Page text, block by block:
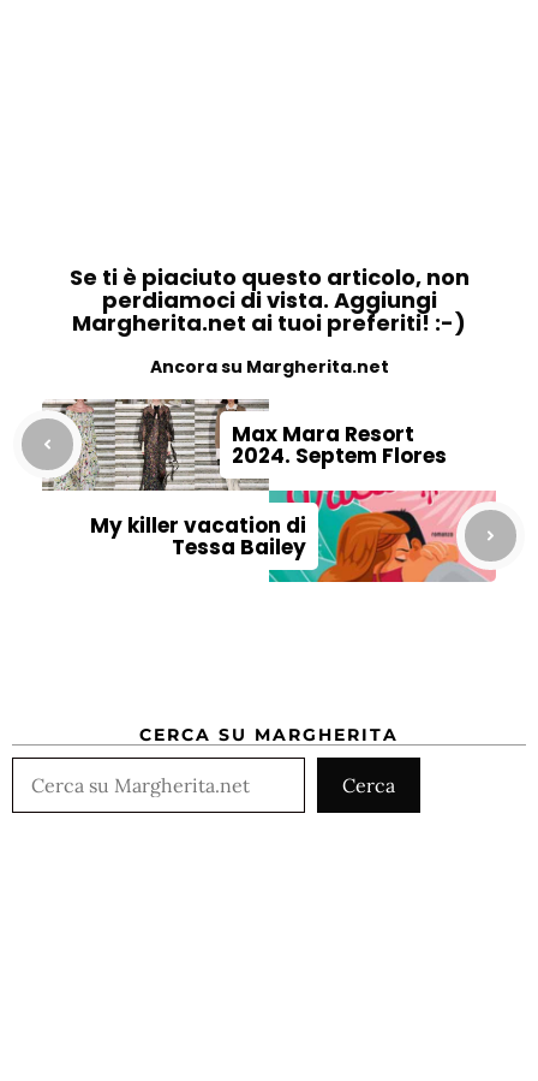
Se ti è piaciuto questo articolo, non
perdiamoci di vista. Aggiungi
Margherita.net ai tuoi preferiti! :-)
Ancora su Margherita.net
Max Mara Resort
2024. Septem Flores
My killer vacation di
Tessa Bailey
CERCA SU MARGHERITA
Cerca